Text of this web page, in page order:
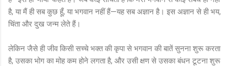
है, या मैं ही सब कुछ हूँ, या भगवान नहीं हैं—यह सब अज्ञान है। इस अज्ञान से ही भय,
चिंता और दुख जन्म लेते हैं।
लेकिन जैसे ही जीव किसी सच्चे भक्त की कृपा से भगवान की बातें सुनना शुरू करता
है, उसका भोग का मोह कम होने लगता है, और उसी क्षण से उसका बंधन टूटना शुरू